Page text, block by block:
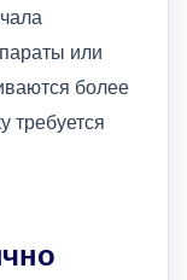
или
более
требуется